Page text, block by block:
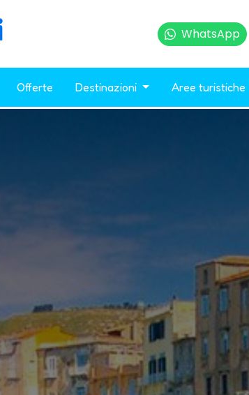
WhatsApp
Offerte Destinazioni Aree turistiche